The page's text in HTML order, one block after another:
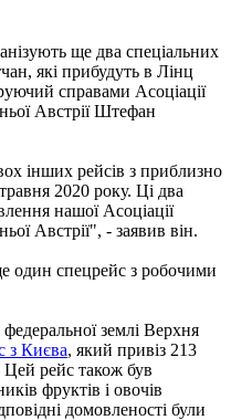
ще два спеціальних
які прибудуть в Лінц
справами Асоціації
Австрії Штефан
інших рейсів з приблизно
2020 року. Ці два
нашої Асоціації
Австрії", - заявив він.
один спецрейс з робочими
землі Верхня
з Києва, який привіз 213
Цей рейс також був
фруктів і овочів
домовленості були